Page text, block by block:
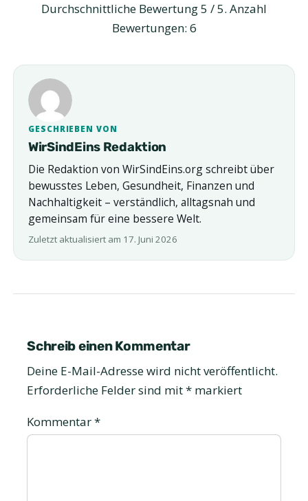
Durchschnittliche Bewertung5 / 5. Anzahl
Bewertungen: 6
GESCHRIEBEN VON
WirSindEins Redaktion
Die Redaktion von WirSindEins.org schreibt über
bewusstes Leben, Gesundheit, Finanzen und
Nachhaltigkeit – verständlich, alltagsnah und
gemeinsam für eine bessere Welt.
Zuletzt aktualisiert am 17. Juni 2026
Schreib einen Kommentar
Deine E-Mail-Adresse wird nicht veröffentlicht.
Erforderliche Felder sind mit* markiert
Kommentar*